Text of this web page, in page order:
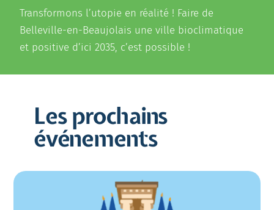
Transformons l’utopie en réalité ! Faire de
Belleville-en-Beaujolais une ville bioclimatique
et positive d’ici 2035, c’est possible !
Les prochains
événements